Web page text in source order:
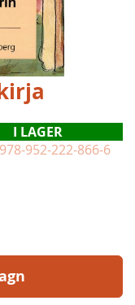
I LAGER
978-952-222-866-6